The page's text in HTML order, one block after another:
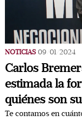
NOTICIAS 09/01/2024
Carlos
estimada la
quiénes son
Te contamos en